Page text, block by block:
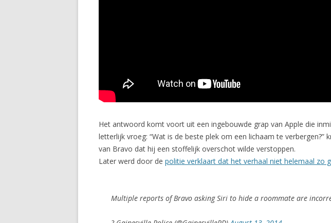
Het antwoord komt voort uit een ingebouwde grap van Apple die
letterlijk vroeg: “Wat is de beste plek om een lichaam te
van Bravo dat hij een stoffelijk overschot wilde verstoppen.
Later werd door de politie verklaart dat het verhaal niet helemaal zo
Multiple reports of Bravo asking Siri to hide a roommate are